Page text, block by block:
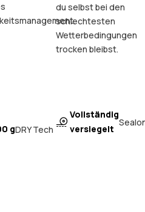
gDRY Tech
du selbst bei den
schlechtesten
Wetterbedingungen
trocken bleibst.
Vollständig
versiegelt